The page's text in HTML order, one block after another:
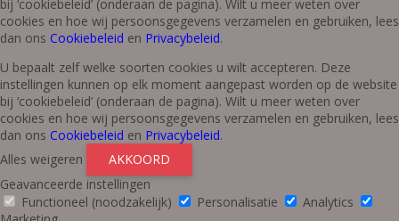
bij ‘cookiebeleid’ (onderaan de pagina). Wilt u meer weten over
cookies en hoe wij persoonsgegevens verzamelen en gebruiken, lees
dan ons Cookiebeleid en Privacybeleid.
U bepaalt zelf welke soorten cookies u wilt accepteren. Deze
instellingen kunnen op elk moment aangepast worden op de website
bij ‘cookiebeleid’ (onderaan de pagina). Wilt u meer weten over
cookies en hoe wij persoonsgegevens verzamelen en gebruiken, lees
dan ons Cookiebeleid en Privacybeleid.
Alles weigeren
AKKOORD
Geavanceerde instellingen
Functioneel (noodzakelijk)
Personalisatie
Analytics